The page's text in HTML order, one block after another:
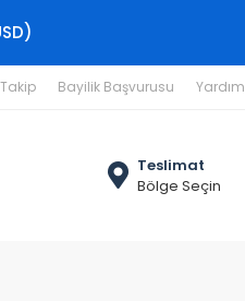
Bayilik Başvurusu Yardım
Teslimat
Bölge Seçin